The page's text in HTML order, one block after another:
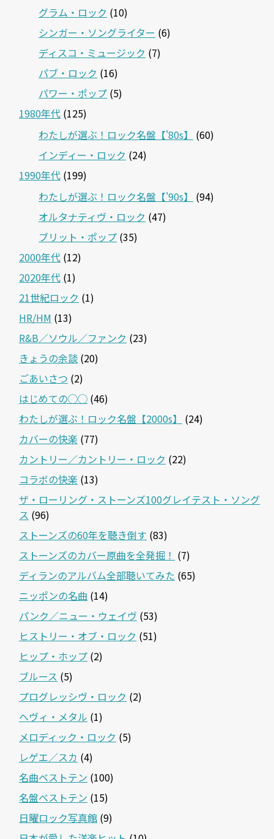
グラム・ロック (10)
シンガー・ソングライター (6)
ディスコ・ミュージック (7)
パブ・ロック (16)
パワー・ポップ (5)
1980年代 (125)
わたしが選ぶ！ロック名盤【'80s】
(60)
インディー・ロック (24)
1990年代 (199)
わたしが選ぶ！ロック名盤【'90s】
(94)
オルタナティヴ・ロック (47)
ブリット・ポップ (35)
2000年代 (12)
2020年代 (1)
21世紀ロック (1)
HR/HM (13)
R&B／ソウル／ファンク (23)
きょうの余談 (20)
ごあいさつ (2)
はじめての◯◯ (46)
わたしが選ぶ！ロック名盤【2000s】
(24)
カバーの快楽 (77)
カントリー／カントリー・ロック (22)
コラボの快楽 (13)
ザ・ローリング・ストーンズ100グレイテスト・ソング
ス (96)
ストーンズの60年を聴き倒す (83)
ストーンズのカバー原曲を全発掘！ (7)
ディランのアルバム全部聴いてみた (65)
ニッポンの名曲 (14)
パンク／ニュー・ウェイヴ (53)
ヒストリー・オブ・ロック (51)
ヒップ・ホップ (2)
ブルース (5)
プログレッシヴ・ロック (2)
ヘヴィ・メタル (1)
メロディック・ロック (5)
レゲエ／スカ (4)
名曲ベストテン (100)
名盤ベストテン (15)
日曜ロック写真館 (9)